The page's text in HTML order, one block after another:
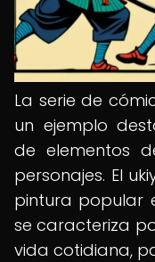
La serie de
un ejemplo
de elementos
personajes. El
pintura popular
se caracteriza
vida cotidiana,